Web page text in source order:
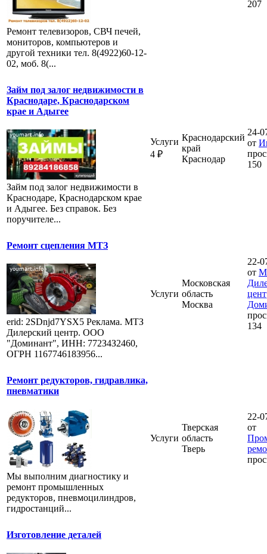
Ремонт телевизоров, СВЧ печей,
мониторов, компьютеров и
другой техники тел. 8(4922)60-12-
02, моб. 8(...
207
Займ под залог недвижимости в
Краснодаре, Краснодарском
крае и Адыгее
Займ под залог недвижимости в
Краснодаре, Краснодарском крае
и Адыгее. Без справок. Без
поручителе...
Услуги
4 ₽
Краснодарский
край
Краснодар
24-
от
150
Ремонт сцепления МТЗ
erid: 2SDnjd7YSX5 Реклама. МТЗ
Дилерский центр. ООО
"Доминант", ИНН: 772З4З2460,
ОГРН 116774618З956...
Услуги
Московская
область
Москва
22-
от
134
Ремонт редукторов, гидравлика,
пневматики
Мы выполним диагностику и
ремонт промышленных
редукторов, пневмоцилиндров,
гидростанций...
Услуги
Тверская
область
Тверь
22-
от
Изготовление деталей